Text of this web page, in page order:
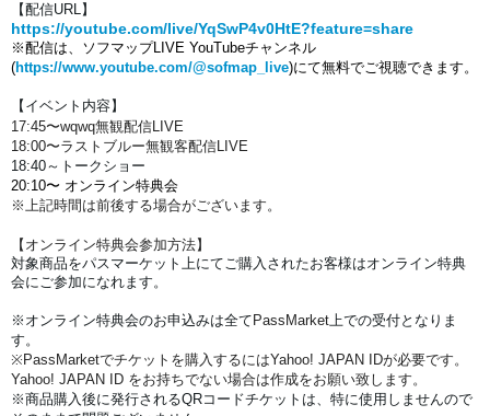
【配信URL】
https://youtube.com/live/YqSwP4v0HtE?feature=share
※配信は、ソフマップLIVE YouTubeチャンネル
(https://www.youtube.com/@sofmap_live)にて無料でご視聴できます。
【イベント内容】
17:45〜wqwq無観配信LIVE
18:00〜ラストブルー無観客配信LIVE
18:40～ トークショー
20:10〜 オンライン特典会
※上記時間は前後する場合がございます。
【オンライン特典会参加方法】
対象商品をパスマーケット上にてご購入されたお客様はオンライン特典
会にご参加になれます。
※オンライン特典会のお申込みは全て PassMarket上での受付となりま
す。
※PassMarketでチケットを購入するにはYahoo! JAPAN IDが必要です。
Yahoo! JAPAN ID をお持ちでない場合は作成をお願い致します。
※商品購入後に発行されるQRコードチケットは、特に使用しませんので